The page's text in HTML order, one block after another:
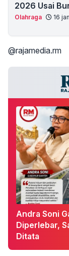
2026 Usai
Olahraga 16
@rajamedia.rm
Andra Soni
Diperlebar,
Ditata